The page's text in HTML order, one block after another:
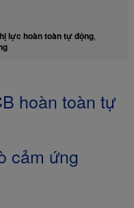
lực hoàn toàn tự động,
hoàn toàn tự
cảm ứng